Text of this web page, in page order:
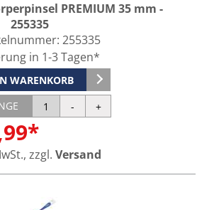
PREMIUM 35 mm -
255335
255335
in 1-3 Tagen*
WARENKORB
zzgl. Versand